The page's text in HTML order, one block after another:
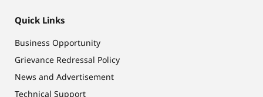
Quick Links
Business Opportunity
Grievance Redressal Policy
News and Advertisement
Technical Support